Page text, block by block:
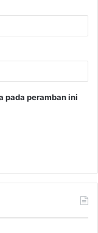
pada peramban ini